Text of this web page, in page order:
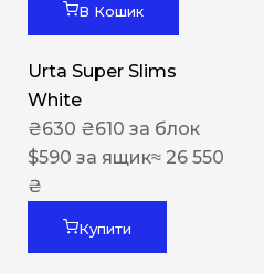
В Кошик
Urta Super Slims
White
₴630 ₴610 за блок
$590 за ящик≈ 26 550
₴
Купити